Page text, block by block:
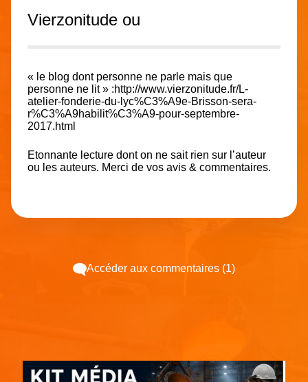
Vierzonitude ou
« le blog dont personne ne parle mais que
personne ne lit » :http://www.vierzonitude.fr/L-
atelier-fonderie-du-lyc%C3%A9e-Brisson-sera-
r%C3%A9habilit%C3%A9-pour-septembre-
2017.html
Etonnante lecture dont on ne sait rien sur l’auteur
ou les auteurs. Merci de vos avis & commentaires.
Accéder aux commentaires (1)